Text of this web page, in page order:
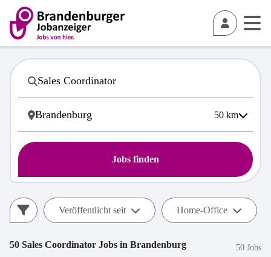
50 km
Jobs finden
Veröffentlicht seit Home-Office
50 Sales Coordinator Jobs in Brandenburg 50 Jobs